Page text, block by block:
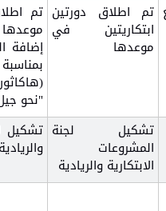
تم اطلاق دورتين
ابتكاريتين في
موعدها
تم
موعدها
إضافة
"نحو
تشكيل لجنة
المشروعات
الابتكارية والريادية
تشكيل
والريادية